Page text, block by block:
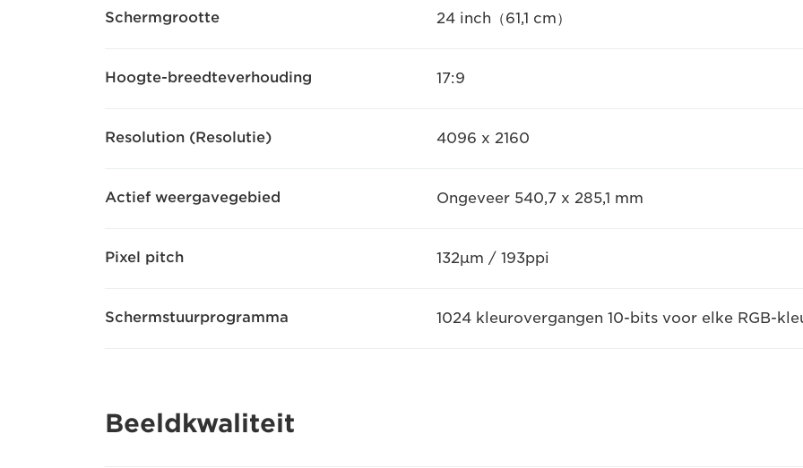
Schermgrootte 24 inch（61,1 cm）
Hoogte-breedteverhouding 17:9
Resolution (Resolutie) 4096 x 2160
Actief weergavegebied Ongeveer 540,7 x 285,1 mm
Pixel pitch 132μm / 193ppi
Schermstuurprogramma 1024 kleurovergangen 10-bits voor elke RGB-
Beeldkwaliteit